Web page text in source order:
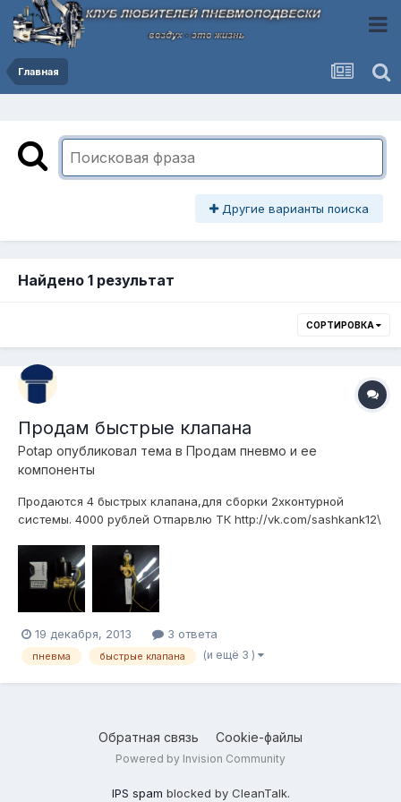
Главная
Другие варианты поиска
Найдено 1 результат
СОРТИРОВКА
Продам быстрые клапана
Potap опубликовал тема в Продам пневмо и ее
компоненты
Продаются 4 быстрых клапана,для сборки 2хконтурной
системы. 4000 рублей Отпарвлю ТК http://vk.com/sashkank12\
19 декабря, 2013 3 ответа
пневма быстрые клапана (и ещё 3 )
Обратная связь Cookie-файлы
Powered by Invision Community
IPS spam blocked by CleanTalk.